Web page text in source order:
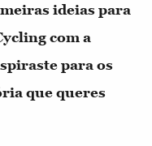
ideias para
com a
para os
que queres